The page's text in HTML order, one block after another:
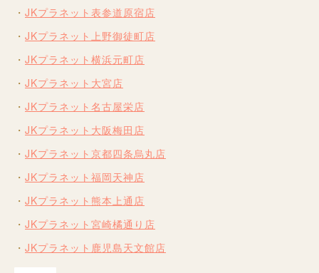
JKプラネット表参道原宿店
JKプラネット上野御徒町店
JKプラネット横浜元町店
JKプラネット大宮店
JKプラネット名古屋栄店
JKプラネット大阪梅田店
JKプラネット京都四条烏丸店
JKプラネット福岡天神店
JKプラネット熊本上通店
JKプラネット宮崎橘通り店
JKプラネット鹿児島天文館店